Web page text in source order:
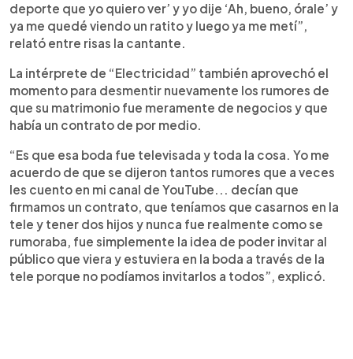
deporte que yo quiero ver’ y yo dije ‘Ah, bueno, órale’ y
ya me quedé viendo un ratito y luego ya me metí”,
relató entre risas la cantante.
La intérprete de “Electricidad” también aprovechó el
momento para desmentir nuevamente los rumores de
que su matrimonio fue meramente de negocios y que
había un contrato de por medio.
“Es que esa boda fue televisada y toda la cosa. Yo me
acuerdo de que se dijeron tantos rumores que a veces
les cuento en mi canal de YouTube... decían que
firmamos un contrato, que teníamos que casarnos en la
tele y tener dos hijos y nunca fue realmente como se
rumoraba, fue simplemente la idea de poder invitar al
público que viera y estuviera en la boda a través de la
tele porque no podíamos invitarlos a todos”, explicó.